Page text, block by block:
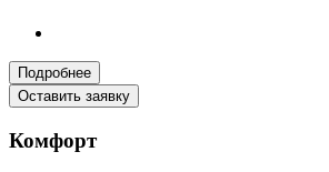
Подробнее
Оставить заявку
Комфорт